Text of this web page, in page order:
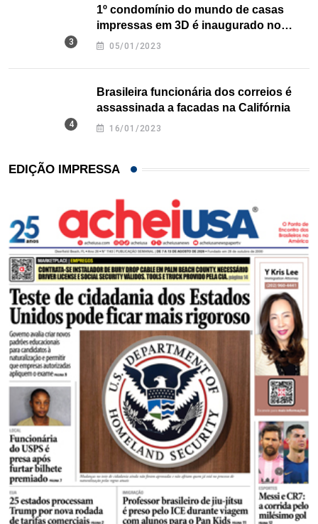
1º condomínio do mundo de casas
impressas em 3D é inaugurado no
Texas
05/01/2023
Brasileira funcionária dos correios é
assassinada a facadas na Califórnia
16/01/2023
EDIÇÃO IMPRESSA